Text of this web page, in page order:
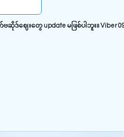
းတွေ update မဖြစ်ပါဘူး။ Viber